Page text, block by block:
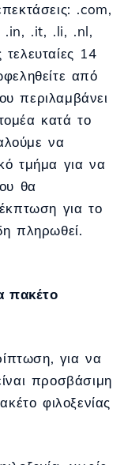
.com,
.in, .it, .li, .nl,
14
από
περιλαμβάνει
κατά το
να
τμήμα για να
θα
για το
πληρωθεί.
πακέτο
για να
προσβάσιμη
φιλοξενίας